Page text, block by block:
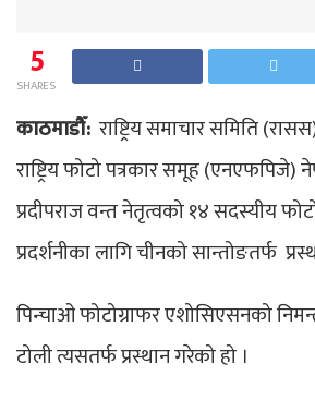
5
SHARES
काठमाडौँ: राष्ट्रिय समाचार समिति
राष्ट्रिय फोटो पत्रकार समूह (एनएफपिजे)
प्रदीपराज वन्त नेतृत्वको १४ सदस्यीय
प्रदर्शनीका लागि चीनको सान्तोङतर्फ
पिन्चाओ फोटोग्राफर एशोसिएसनको
टोली त्यसतर्फ प्रस्थान गरेको हो ।